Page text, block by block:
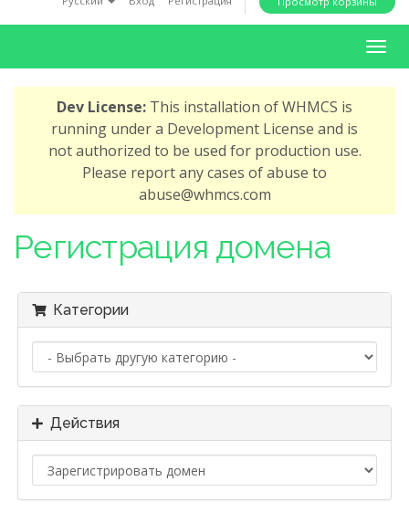
o
T
o
a
Dev License: This installation of WHMCS is
running under a Development License and is
not authorized to be used for production use.
Please report any cases of abuse to
abuse@whmcs.com
Регистрация домена
Категории
Действия